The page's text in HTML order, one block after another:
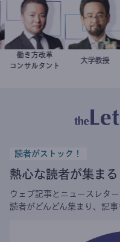
新田龍
働き方改革
コンサルタント
金谷一朗
大学教授
読者がストック！
熱心な読者が集まる
ウェブ記事とニュースレタ
読者がどんどん集まり、記事